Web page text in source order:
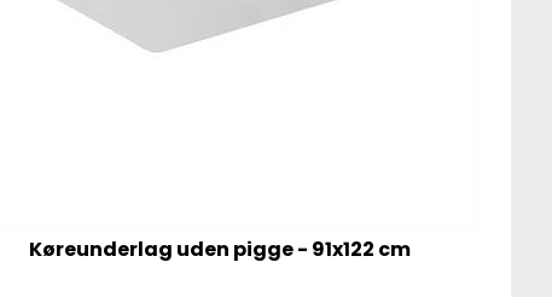
Køreunderlag uden pigge - 91x122 cm